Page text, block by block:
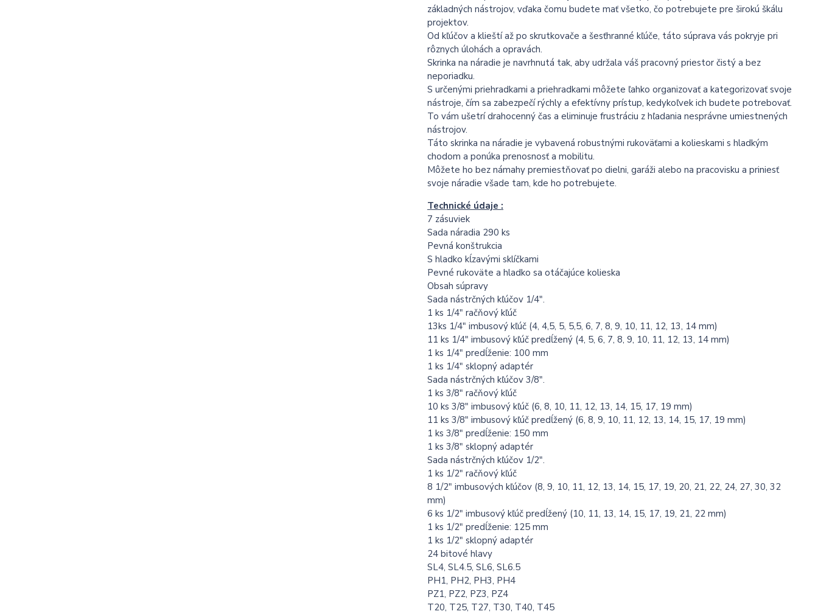
základných nástrojov, vďaka čomu budete mať všetko, čo potrebujete pre širokú škálu
projektov.
Od kľúčov a klieští až po skrutkovače a šesťhranné kľúče, táto súprava vás pokryje pri
rôznych úlohách a opravách.
Skrinka na náradie je navrhnutá tak, aby udržala váš pracovný priestor čistý a bez
neporiadku.
S určenými priehradkami a priehradkami môžete ľahko organizovať a kategorizovať svoje
nástroje, čím sa zabezpečí rýchly a efektívny prístup, kedykoľvek ich budete potrebovať.
To vám ušetrí drahocenný čas a eliminuje frustráciu z hľadania nesprávne umiestnených
nástrojov.
Táto skrinka na náradie je vybavená robustnými rukoväťami a kolieskami s hladkým
chodom a ponúka prenosnosť a mobilitu.
Môžete ho bez námahy premiestňovať po dielni, garáži alebo na pracovisku a priniesť
svoje náradie všade tam, kde ho potrebujete.
Technické údaje :
7 zásuviek
Sada náradia 290 ks
Pevná konštrukcia
S hladko kĺzavými sklíčkami
Pevné rukoväte a hladko sa otáčajúce kolieska
Obsah súpravy
Sada nástrčných kľúčov 1/4".
1 ks 1/4" račňový kľúč
13ks 1/4" imbusový kľúč (4, 4,5, 5, 5,5, 6, 7, 8, 9, 10, 11, 12, 13, 14 mm)
11 ks 1/4" imbusový kľúč predĺžený (4, 5, 6, 7, 8, 9, 10, 11, 12, 13, 14 mm)
1 ks 1/4" predĺženie: 100 mm
1 ks 1/4" sklopný adaptér
Sada nástrčných kľúčov 3/8".
1 ks 3/8" račňový kľúč
10 ks 3/8" imbusový kľúč (6, 8, 10, 11, 12, 13, 14, 15, 17, 19 mm)
11 ks 3/8" imbusový kľúč predĺžený (6, 8, 9, 10, 11, 12, 13, 14, 15, 17, 19 mm)
1 ks 3/8" predĺženie: 150 mm
1 ks 3/8" sklopný adaptér
Sada nástrčných kľúčov 1/2".
1 ks 1/2" račňový kľúč
8 1/2" imbusových kľúčov (8, 9, 10, 11, 12, 13, 14, 15, 17, 19, 20, 21, 22, 24, 27, 30, 32
mm)
6 ks 1/2" imbusový kľúč predĺžený (10, 11, 13, 14, 15, 17, 19, 21, 22 mm)
1 ks 1/2" predĺženie: 125 mm
1 ks 1/2" sklopný adaptér
24 bitové hlavy
SL4, SL4.5, SL6, SL6.5
PH1, PH2, PH3, PH4
PZ1, PZ2, PZ3, PZ4
T20, T25, T27, T30, T40, T45